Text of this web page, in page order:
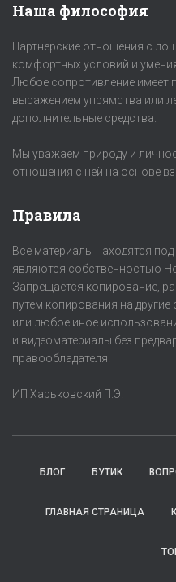
Наша философия
Партнерские отношения с
комфортных условий и
Любое сопротивление имеет
выражением упрямства или
дополнительные средства.
Мы уважаем природу и
отношения с ней на основе
Правила
Все материалы находятся
являются собственностью
Запрещается копирование,
путем копирования на
или любое иное
и видеоматериалы без
правообладателя.
ИП Харьковский П.Э.
БЛОГ БУТИК
ГЛАВНАЯ СТРАНИЦА